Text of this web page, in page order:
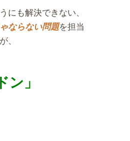
にも解決できない、
ならない問題を担当
、
ン」